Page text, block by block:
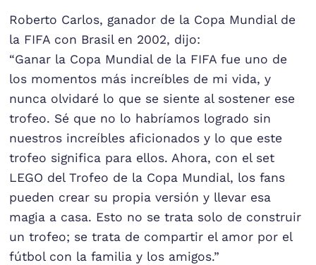
Roberto Carlos, ganador de la Copa Mundial de
la FIFA con Brasil en 2002, dijo:
“Ganar la Copa Mundial de la FIFA fue uno de
los momentos más increíbles de mi vida, y
nunca olvidaré lo que se siente al sostener ese
trofeo. Sé que no lo habríamos logrado sin
nuestros increíbles aficionados y lo que este
trofeo significa para ellos. Ahora, con el set
LEGO del Trofeo de la Copa Mundial, los fans
pueden crear su propia versión y llevar esa
magia a casa. Esto no se trata solo de construir
un trofeo; se trata de compartir el amor por el
fútbol con la familia y los amigos.”